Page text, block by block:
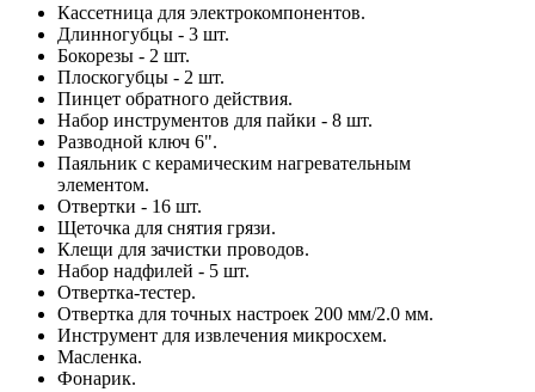
Кассетница для электрокомпонентов.
Длинногубцы - 3 шт.
Бокорезы - 2 шт.
Плоскогубцы - 2 шт.
Пинцет обратного действия.
Набор инструментов для пайки - 8 шт.
Разводной ключ 6".
Паяльник с керамическим нагревательным
элементом.
Отвертки - 16 шт.
Щеточка для снятия грязи.
Клещи для зачистки проводов.
Набор надфилей - 5 шт.
Отвертка-тестер.
Отвертка для точных настроек 200 мм/2.0 мм.
Инструмент для извлечения микросхем.
Масленка.
Фонарик.